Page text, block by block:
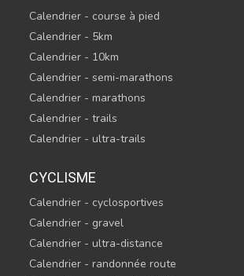
Calendrier - course à pied
Calendrier - 5km
Calendrier - 10km
Calendrier - semi-marathons
Calendrier - marathons
Calendrier - trails
Calendrier - ultra-trails
CYCLISME
Calendrier - cyclosportives
Calendrier - gravel
Calendrier - ultra-distance
Calendrier - randonnée route